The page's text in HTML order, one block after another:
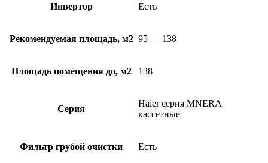
Инвертор Есть
Рекомендуемая площадь, м2 95 — 138
Площадь помещения до, м2 138
Серия
Haier серия MNERA
кассетные
Фильтр грубой очистки Есть